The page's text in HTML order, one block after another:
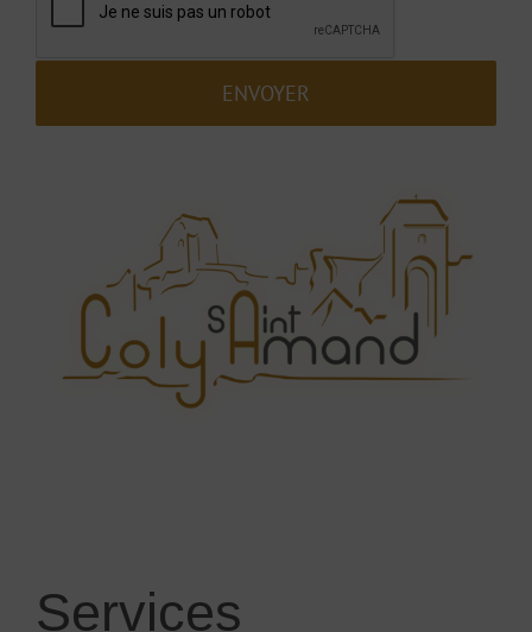
Services